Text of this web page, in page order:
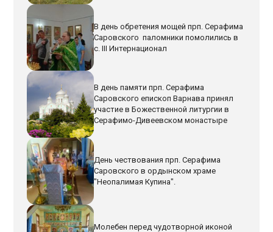
В день обретения мощей прп. Серафима
Саровского паломники помолились в
с. III Интернационал
В день памяти прп. Серафима
Саровского епископ Варнава принял
участие в Божественной литургии в
Серафимо-Дивеевском монастыре
День чествования прп. Серафима
Саровского в ордынском храме
"Неопалимая Купина".
Молебен перед чудотворной иконой